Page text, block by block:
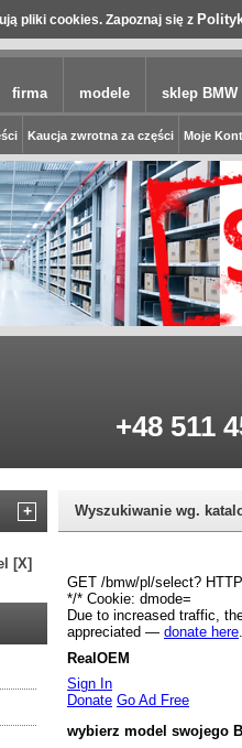
pliki cookies. Zapoznaj się z
firma modele sklep BMW
Kaucja zwrotna za części Moje
+48 511
+
[X]
Wyszukiwanie wg.